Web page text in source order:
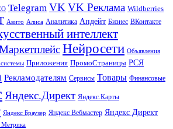
Telegram VK VK Реклама Wildberries
Авито Алиса Аналитика Апдейт Бизнес ВКонтакте
интеллект
Нейросети Объявления
Приложения ПромоСтраницы РСЯ
Рекламодателям Сервисы Товары Финансовые
Яндекс.Директ Яндекс.Карты
Яндекс Браузер Яндекс Вебмастер Яндекс Директ
Метрика